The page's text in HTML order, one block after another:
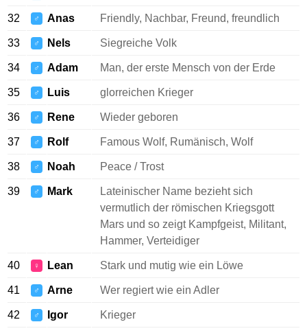
32 ♂ Anas Friendly, Nachbar, Freund, freundlich
33 ♂ Nels Siegreiche Volk
34 ♂ Adam Man, der erste Mensch von der Erde
35 ♂ Luis glorreichen Krieger
36 ♂ Rene Wieder geboren
37 ♂ Rolf Famous Wolf, Rumänisch, Wolf
38 ♂ Noah Peace / Trost
39 ♂ Mark
Lateinischer Name bezieht sich
vermutlich der römischen Kriegsgott
Mars und so zeigt Kampfgeist, Militant,
Hammer, Verteidiger
40 ♀ Lean Stark und mutig wie ein Löwe
41 ♂ Arne Wer regiert wie ein Adler
42 ♂ Igor Krieger